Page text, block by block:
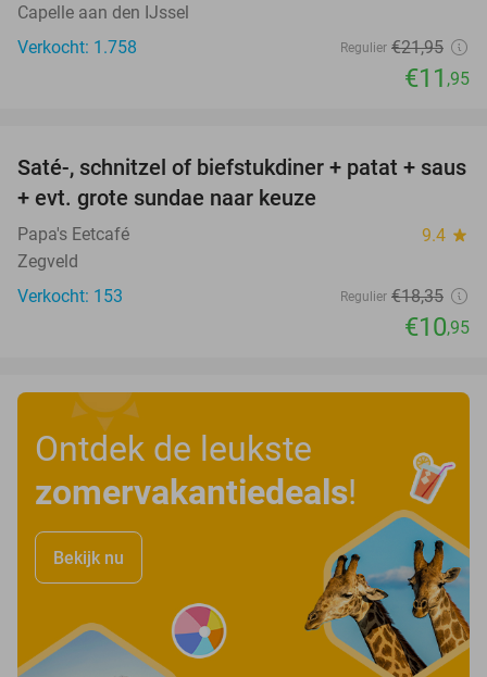
Capelle aan den IJssel
Verkocht: 1.758
Regulier €21,95
€11 ,95
40%
Saté-, schnitzel of biefstukdiner + patat + saus
+ evt. grote sundae naar keuze
Papa's Eetcafé 9.4 star
Zegveld
Verkocht: 153
Regulier €18,35
€10,95
Ontdek de leukste
zomervakantiedeals!
Bekijk nu